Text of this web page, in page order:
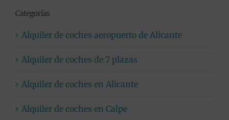
Categorías
Alquiler de coches aeropuerto de Alicante
Alquiler de coches de 7 plazas
Alquiler de coches en Alicante
Alquiler de coches en Calpe